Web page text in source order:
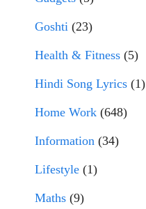
Goshti (23)
Health & Fitness (5)
Hindi Song Lyrics (1)
Home Work (648)
Information (34)
Lifestyle (1)
Maths (9)